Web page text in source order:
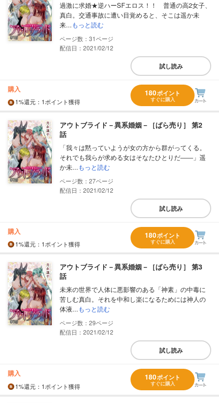
過激に求婚★逆ハーSFエロス！！ 普通の高2女子、
真白。交通事故に遭い目覚めると、そこは遥か未
来...もっと読む
31
配信日：2021/02/12
試し読み
購入
1%還元 ：1ポイント獲得
180ポイント
すぐに購入
アウトブライド－異系婚姻－［ばら売り］ 第2
話
「我々は黙っていようが女の方から群がってくる。
それでも我らが求める女はそなたひとりだ――」遥
か未...もっと読む
27
配信日：2021/02/12
試し読み
購入
1%還元 ：1ポイント獲得
180ポイント
すぐに購入
アウトブライド－異系婚姻－［ばら売り］ 第3
話
未来の世界で人体に悪影響のある「神素」の中毒に
苦しむ真白。それを中和し楽になるためには神人の
体液...もっと読む
29
配信日：2021/02/12
試し読み
購入
1%還元 ：1ポイント獲得
180ポイント
すぐに購入